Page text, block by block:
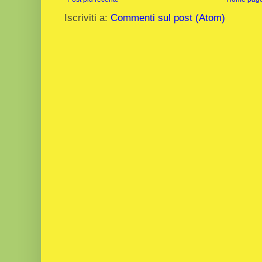
Iscriviti a: Commenti sul post (Atom)